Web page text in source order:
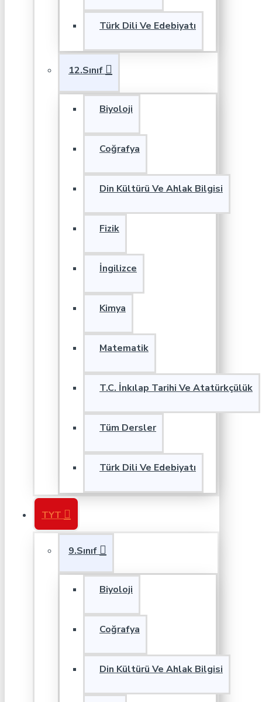
Türk Dili Ve Edebiyatı
12.Sınıf
Biyoloji
Coğrafya
Din Kültürü Ve Ahlak Bilgisi
Fizik
İngilizce
Kimya
Matematik
T.C. İnkılap Tarihi Ve Atatürkçülük
Tüm Dersler
Türk Dili Ve Edebiyatı
TYT
9.Sınıf
Biyoloji
Coğrafya
Din Kültürü Ve Ahlak Bilgisi